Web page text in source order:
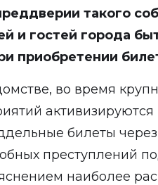
такого
и гостей города
приобретении
во время
билеты через
преступлений
наиболее